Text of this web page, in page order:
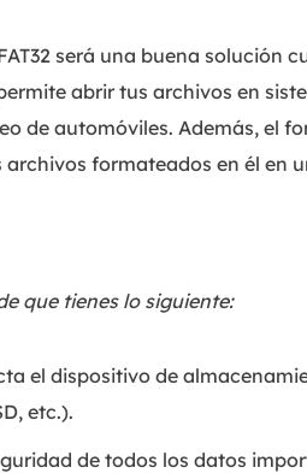
será una buena solución
abrir tus archivos en
de automóviles. Además, el
formateados en él en
que tienes lo siguiente:
el dispositivo de
etc.).
de todos los datos